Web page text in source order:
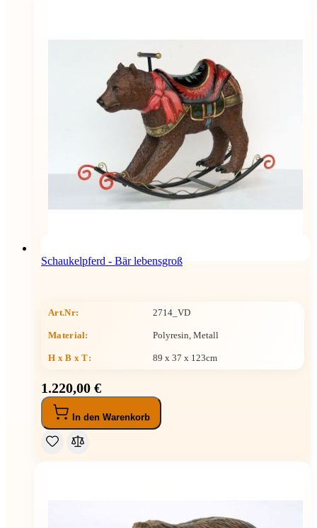
Schaukelpferd - Bär lebensgroß
Art.Nr: 2714_VD
Material: Polyresin, Metall
H x B x T: 89 x 37 x 123cm
1.220,00 €
In den Warenkorb